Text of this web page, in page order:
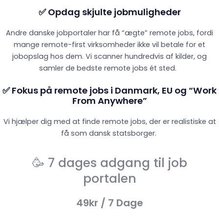
✅ Opdag skjulte jobmuligheder
Andre danske jobportaler har få “ægte” remote jobs, fordi
mange remote-first virksomheder ikke vil betale for et
jobopslag hos dem. Vi scanner hundredvis af kilder, og
samler de bedste remote jobs ét sted.
✅ Fokus på remote jobs i Danmark, EU og “Work
From Anywhere”
Vi hjælper dig med at finde remote jobs, der er realistiske at
få som dansk statsborger.
🥳 7 dages adgang til job
portalen
49kr / 7 Dage